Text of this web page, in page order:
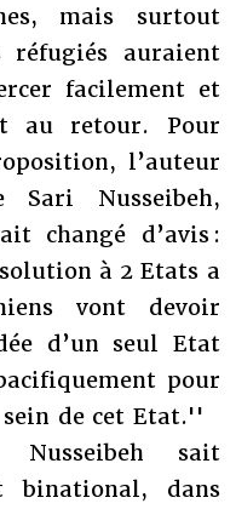
mais surtout
réfugiés auraient
facilement et
au retour. Pour
l’auteur
Sari Nusseibeh,
changé d’avis :
à 2 Etats a
vont devoir
d’un seul Etat
pour
de cet Etat.''
sait
binational, dans